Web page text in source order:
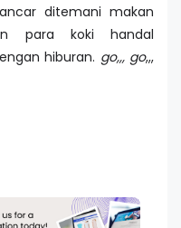
ditemani makan
para koki handal
hiburan. go,,, go,,,